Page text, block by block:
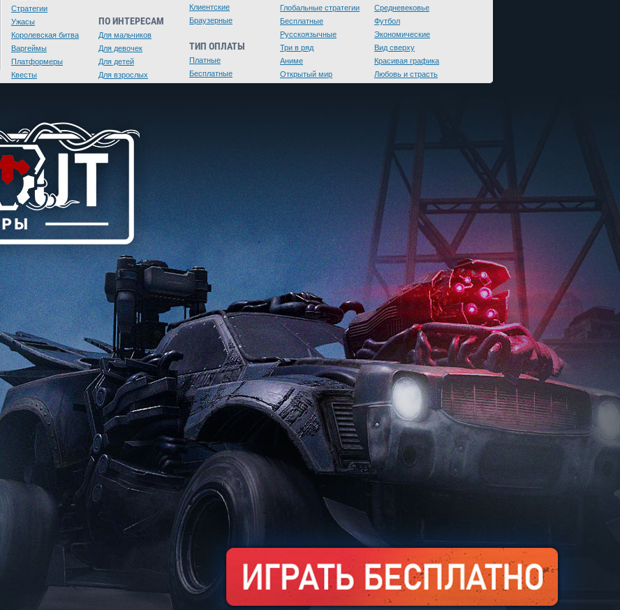
Стратегии
Ужасы
Королевская битва
Варгеймы
Платформеры
Квесты
ПО ИНТЕРЕСАМ
Для мальчиков
Для девочек
Для детей
Для взрослых
Клиентские
Браузерные
ТИП ОПЛАТЫ
Платные
Бесплатные
Глобальные стратегии
Бесплатные
Русскоязычные
Три в ряд
Аниме
Открытый мир
Средневековье
Футбол
Экономические
Вид сверху
Красивая графика
Любовь и страсть